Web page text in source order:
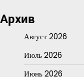
Архив
Август 2026
Июль 2026
Июнь 2026